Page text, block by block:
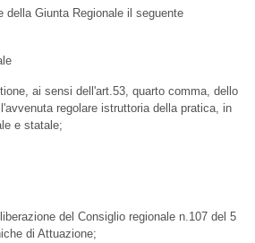
della Giunta Regionale il seguente
ai sensi dell'art.53, quarto comma, dello
regolare istruttoria della pratica, in
e statale;
del Consiglio regionale n.107 del 5
di Attuazione;